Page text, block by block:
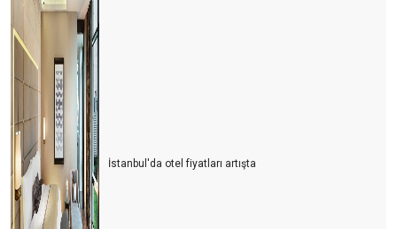
İstanbul'da otel fiyatları artışta